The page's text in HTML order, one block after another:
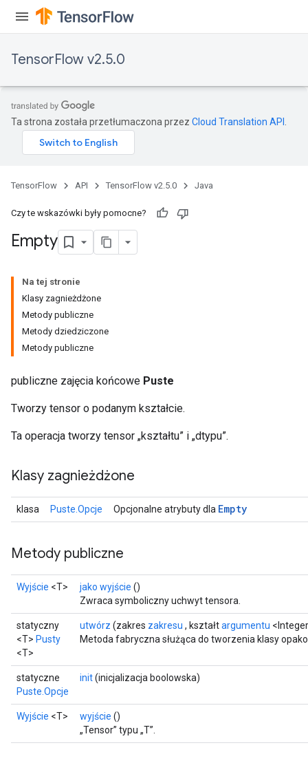
TensorFlow v2.5.0
Ta strona została przetłumaczona przez Cloud Translation API
TensorFlow API TensorFlow v2.5.0 Java
Czy te wskazówki były pomocne?
Empty
Na tej stronie
Klasy zagnieżdżone
Metody publiczne
Metody dziedziczone
Metody publiczne
publiczne zajęcia końcowe Puste
Tworzy tensor o podanym kształcie.
Ta operacja tworzy tensor „kształtu” i „dtypu”.
Klasy zagnieżdżone
klasa Puste.Opcje Opcjonalne atrybuty dla Empty
Metody publiczne
Wyjście <T> jako wyjście ()
Zwraca symboliczny uchwyt tensora.
statyczny
<T> Pusty
<T>
utwórz (zakres zakresu , kształtargumentu
Metoda fabryczna służąca do tworzenia klasy
statyczne
Puste.Opcje
init(inicjalizacja boolowska)
Wyjście <T> wyjście ()
„Tensor” typu „T”.